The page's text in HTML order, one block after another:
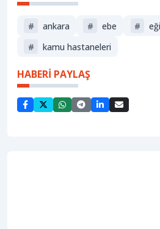
# ankara # ebe #
#
kamu hastaneleri
HABERİ PAYLAŞ